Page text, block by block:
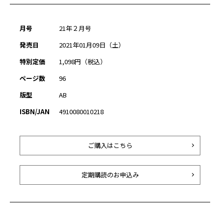
月号
21年２月号
発売日
2021年01月09日（土）
特別定価
1,098円（税込）
ページ数
96
版型
AB
ISBN/JAN
4910080010218
ご購入はこちら
定期購読のお申込み